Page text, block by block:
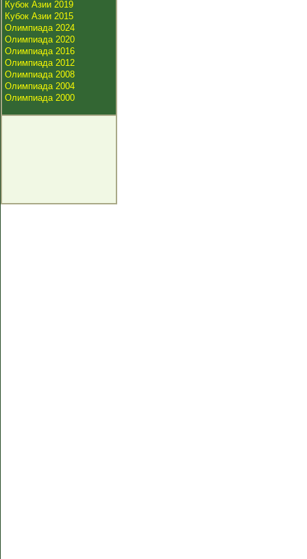
Кубок Азии 2019
Кубок Азии 2015
Олимпиада 2024
Олимпиада 2020
Олимпиада 2016
Олимпиада 2012
Олимпиада 2008
Олимпиада 2004
Олимпиада 2000